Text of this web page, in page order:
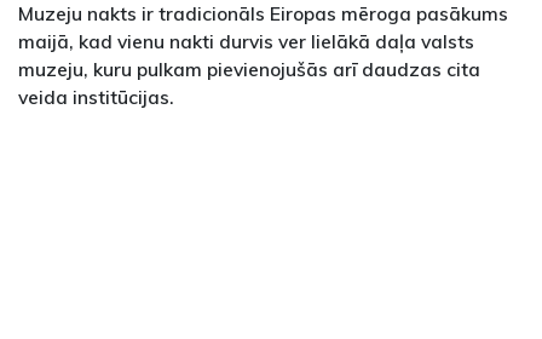
Muzeju nakts ir tradicionāls Eiropas mēroga pasākums
maijā, kad vienu nakti durvis ver lielākā daļa valsts
muzeju, kuru pulkam pievienojušās arī daudzas cita
veida institūcijas.